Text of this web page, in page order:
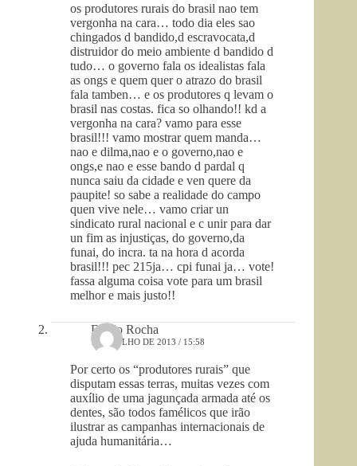
os produtores rurais do brasil nao tem
vergonha na cara… todo dia eles sao
chingados d bandido,d escravocata,d
distruidor do meio ambiente d bandido d
tudo… o governo fala os idealistas fala
as ongs e quem quer o atrazo do brasil
fala tamben… e os produtores q levam o
brasil nas costas. fica so olhando!! kd a
vergonha na cara? vamo para esse
brasil!!! vamo mostrar quem manda…
nao e dilma,nao e o governo,nao e
ongs,e nao e esse bando d pardal q
nunca saiu da cidade e ven quere da
paupite! so sabe a realidade do campo
quen vive nele… vamo criar un
sindicato rural nacional e c unir para dar
un fim as injustiças, do governo,da
funai, do incra. ta na hora d acorda
brasil!!! pec 215ja… cpi funai ja… vote!
fassa alguma coisa vote para um brasil
melhor e mais justo!!
Diogo Rocha
1 DE JULHO DE 2013 / 15:58
Por certo os “produtores rurais” que
disputam essas terras, muitas vezes com
auxílio de uma jagunçada armada até os
dentes, são todos famélicos que irão
ilustrar as campanhas internacionais de
ajuda humanitária…